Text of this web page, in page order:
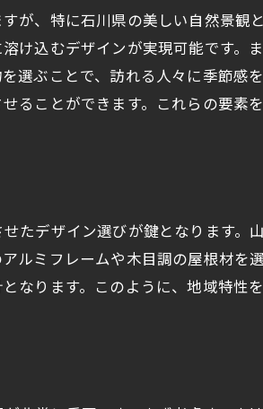
トを実現する植栽アイデア
栽の選び方
が、特に石川県の美しい自然景観
け込むデザインが実現可能です。
選ぶことで、訪れる人々に季節感
ることができます。これらの要素
たデザイン選びが鍵となります。
ルミフレームや木目調の屋根材を
なります。このように、地域特性